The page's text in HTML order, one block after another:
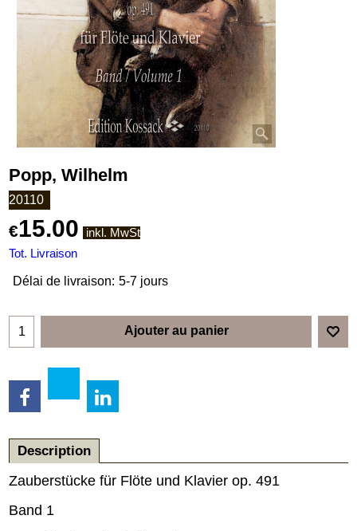
Popp, Wilhelm
20110
€15.00
inkl. MwSt
Tot. Livraison
Délai de livraison: 5-7 jours
Ajouter au panier
Description
Zauberstücke für Flöte und Klavier op. 491
Band 1